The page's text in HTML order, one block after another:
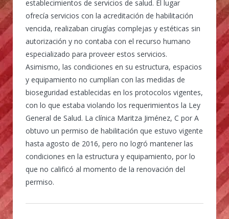
establecimientos de servicios de salud. El lugar
ofrecía servicios con la acreditación de habilitación
vencida, realizaban cirugías complejas y estéticas sin
autorización y no contaba con el recurso humano
especializado para proveer estos servicios.
Asimismo, las condiciones en su estructura, espacios
y equipamiento no cumplían con las medidas de
bioseguridad establecidas en los protocolos vigentes,
con lo que estaba violando los requerimientos la Ley
General de Salud. La clínica Maritza Jiménez, C por A
obtuvo un permiso de habilitación que estuvo vigente
hasta agosto de 2016, pero no logró mantener las
condiciones en la estructura y equipamiento, por lo
que no calificó al momento de la renovación del
permiso.